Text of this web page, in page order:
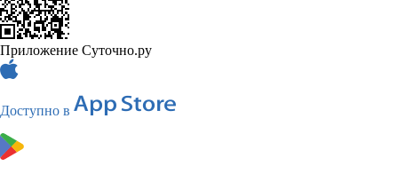
Приложение Суточно.ру
Доступно в